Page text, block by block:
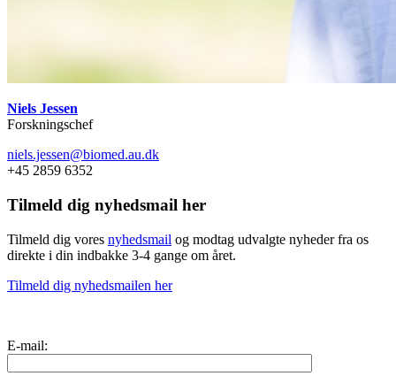
Niels Jessen
Forskningschef
niels.jessen@biomed.au.dk
+45 2859 6352
Tilmeld dig nyhedsmail her
Tilmeld dig vores nyhedsmail og modtag udvalgte nyheder fra os
direkte i din indbakke 3-4 gange om året.
Tilmeld dig nyhedsmailen her
E-mail: